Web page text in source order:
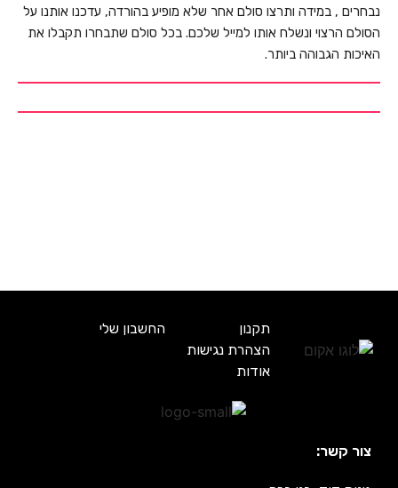
נבחרים , במידה ותרצו סולם אחר שלא מופיע בהורדה, עדכנו אותנו על
הסולם הרצוי ונשלח אותו למייל שלכם. בכל סולם שתבחרו תקבלו את
האיכות הגבוהה ביותר.
תקנון
החשבון שלי
הצהרת נגישות
אודות
צור קשר: